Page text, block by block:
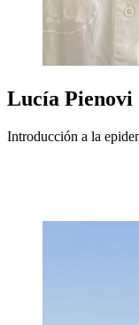
Lucía Pienovi
Introducción a la